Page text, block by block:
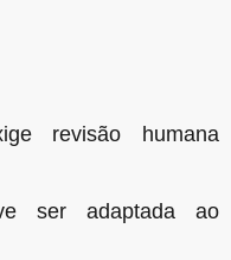
revisão humana
ser adaptada ao